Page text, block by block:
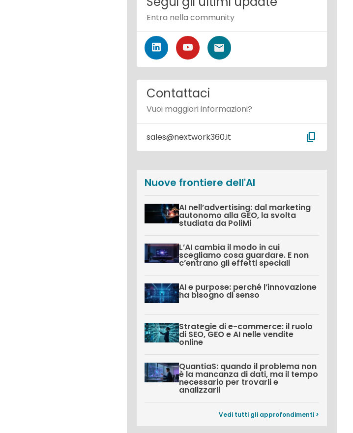
Entra nella community
Contattaci
Vuoi maggiori informazioni?
sales@nextwork360.it content_copy
Nuove frontiere dell'AI
AI nell’advertising: dal marketing
autonomo alla GEO, la svolta
studiata da PoliMi
L’AI cambia il modo in cui
scegliamo cosa guardare. E non
c’entrano gli effetti speciali
AI e purpose: perché l’innovazione
ha bisogno di senso
Strategie di e-commerce: il ruolo
di SEO, GEO e AI nelle vendite
online
QuantiaS: quando il problema non
è la mancanza di dati, ma il tempo
necessario per trovarli e
analizzarli
Vedi tutti gli approfondimenti >